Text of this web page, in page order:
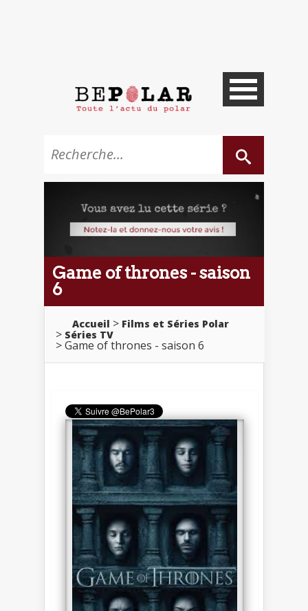
Game of thrones - saison
6
Accueil
Films et Séries Polar
Séries TV
Game of thrones - saison 6